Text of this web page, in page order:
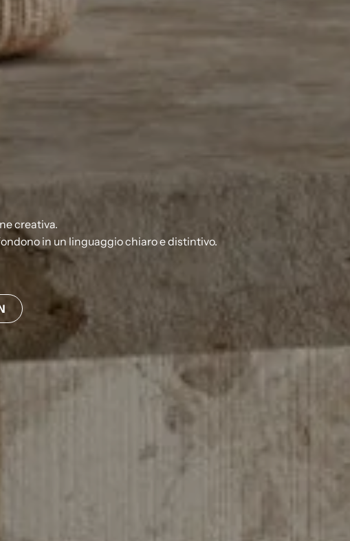
creativa.
in un linguaggio chiaro e distintivo.